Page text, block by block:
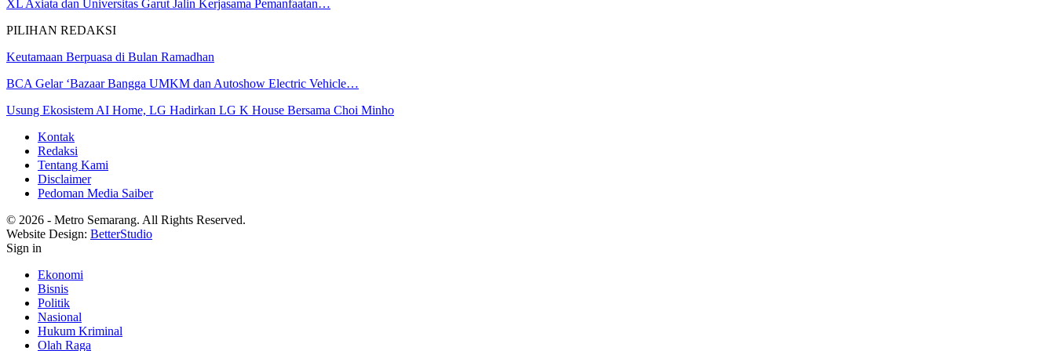
XL Axiata dan Universitas Garut Jalin Kerjasama Pemanfaatan…
PILIHAN REDAKSI
Keutamaan Berpuasa di Bulan Ramadhan
BCA Gelar ‘Bazaar Bangga UMKM dan Autoshow Electric Vehicle…
Usung Ekosistem AI Home, LG Hadirkan LG K House Bersama Choi Minho
Kontak
Redaksi
Tentang Kami
Disclaimer
Pedoman Media Saiber
© 2026 - Metro Semarang. All Rights Reserved.
Website Design: BetterStudio
Sign in
Ekonomi
Bisnis
Politik
Nasional
Hukum Kriminal
Olah Raga